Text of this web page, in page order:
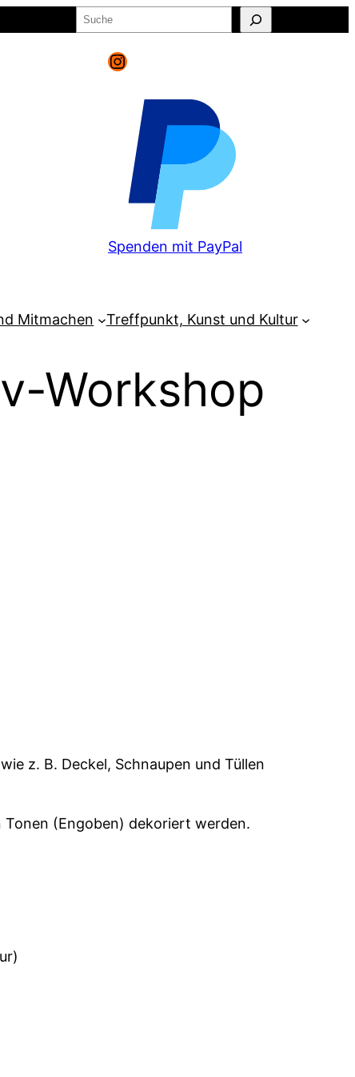
Suchen
Instagram
Spenden mit PayPal
Mitmachen Treffpunkt, Kunst und Kultur
Workshop
z. B. Deckel, Schnaupen und Tüllen
Tonen (Engoben) dekoriert werden.